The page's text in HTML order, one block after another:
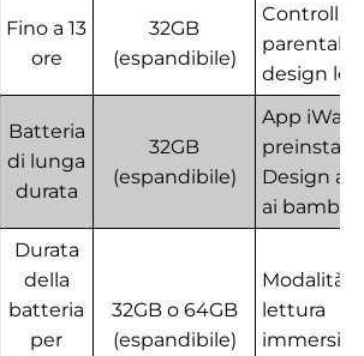
Fino a 13
ore
32GB
(espandibile)
Controlli
parentali,
design
Batteria
di lunga
durata
32GB
(espandibile)
App
Design
ai bambini
Durata
della
batteria
per
32GB o 64GB
(espandibile)
Modalità
lettura